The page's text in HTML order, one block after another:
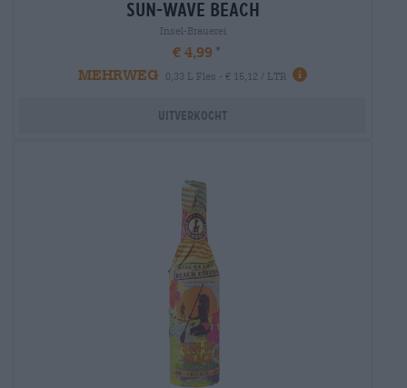
sun-wave beach
Insel-Brauerei
€ 4,99
MEHRWEG
0,33 L Fles - € 15,12 / LTR
Uitverkocht